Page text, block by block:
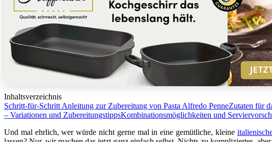
Inhaltsverzeichnis
Schritt-für-Schritt Anleitung zur Zubereitung von Pasta Alfredo PenneZutaten für
– Variationen und ZubereitungstippsKombinationsmöglichkeiten und
Und mal ehrlich, wer würde nicht gerne mal in eine gemütliche, kleine